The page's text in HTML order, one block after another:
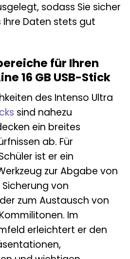
sodass Sie sicher
Ihre Daten stets gut
für Ihren
16 GB USB-Stick
des Intenso Ultra
sind nahezu
ein breites
ab. Für
ist er ein
zur Abgabe von
von
zum Austausch von
Im
erleichtert er den